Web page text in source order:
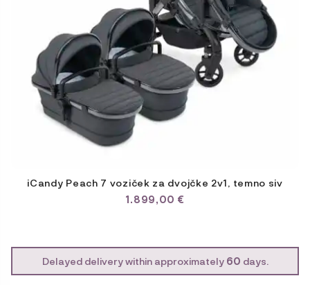
Delayed delivery within approximately 60 days.
iCandy Peach 7 voziček za dvojčke 2v1, temno siv
1.899,00 €